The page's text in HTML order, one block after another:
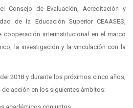
Consejo de Evaluación, Acreditación y
de la Educación Superior CEAASES,
cooperación interinstitucional en el marco
la investigación y la vinculación con la
2018 y durante los próximos cinco años,
acción en los siguientes ámbitos:
académicos conjuntos